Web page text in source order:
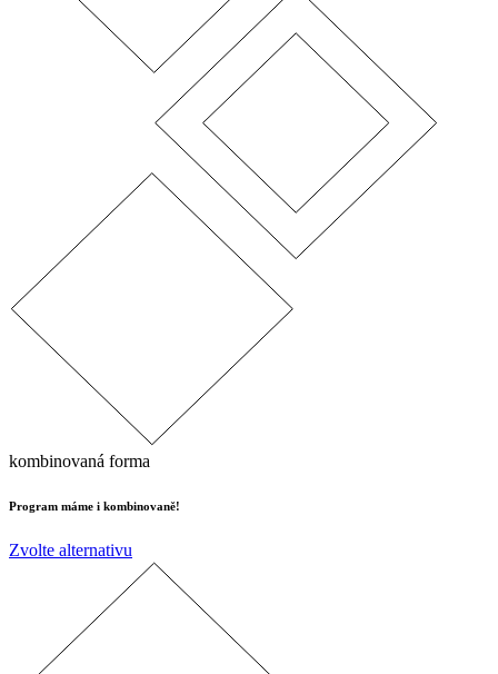
kombinovaná forma
Program máme i kombinovaně!
Zvolte alternativu